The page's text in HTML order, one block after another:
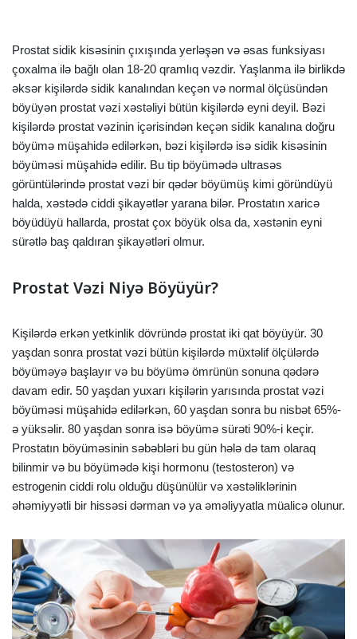
Prostat sidik kisəsinin çıxışında yerləşən və əsas funksiyası
çoxalma ilə bağlı olan 18-20 qramlıq vəzdir. Yaşlanma ilə birlikdə
əksər kişilərdə sidik kanalından keçən və normal ölçüsündən
böyüyən prostat vəzi xəstəliyi bütün kişilərdə eyni deyil. Bəzi
kişilərdə prostat vəzinin içərisindən keçən sidik kanalına doğru
böyümə müşahidə edilərkən, bəzi kişilərdə isə sidik kisəsinin
böyüməsi müşahidə edilir. Bu tip böyümədə ultrasəs
görüntülərində prostat vəzi bir qədər böyümüş kimi göründüyü
halda, xəstədə ciddi şikayətlər yarana bilər. Prostatın xaricə
böyüdüyü hallarda, prostat çox böyük olsa da, xəstənin eyni
sürətlə baş qaldıran şikayətləri olmur.
Prostat Vəzi Niyə Böyüyür?
Kişilərdə erkən yetkinlik dövründə prostat iki qat böyüyür. 30
yaşdan sonra prostat vəzi bütün kişilərdə müxtəlif ölçülərdə
böyüməyə başlayır və bu böyümə ömrünün sonuna qədərə
davam edir. 50 yaşdan yuxarı kişilərin yarısında prostat vəzi
böyüməsi müşahidə edilərkən, 60 yaşdan sonra bu nisbət 65%-
ə yüksəlir. 80 yaşdan sonra isə böyümə sürəti 90%-i keçir.
Prostatın böyüməsinin səbəbləri bu gün hələ də tam olaraq
bilinmir və bu böyümədə kişi hormonu (testosteron) və
estrogenin ciddi rolu olduğu düşünülür və xəstəliklərinin
əhəmiyyətli bir hissəsi dərman və ya əməliyyatla müalicə olunur.